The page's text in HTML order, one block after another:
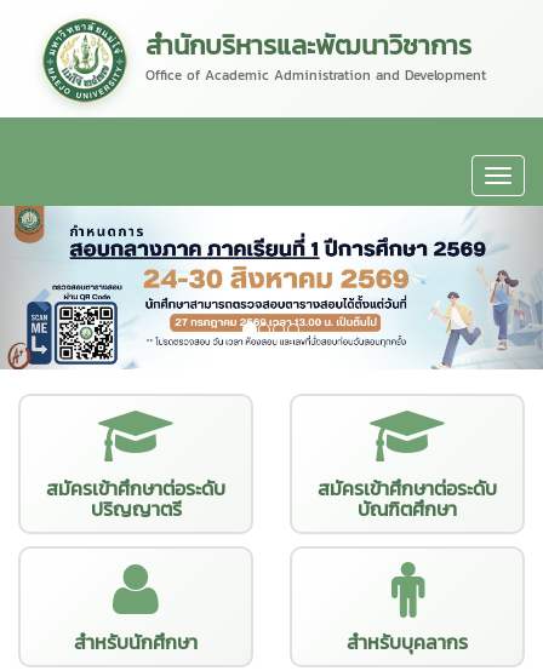
สำนักบริหารและพัฒนาวิชาการ
Office of Academic Administration and Development
สมัครเข้าศึกษาต่อระดับ
ปริญญาตรี
สมัครเข้าศึกษาต่อระดับ
บัณฑิตศึกษา
สำหรับนักศึกษา สำหรับบุคลากร